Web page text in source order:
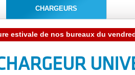
CHARGEURS